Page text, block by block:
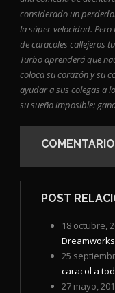
considerado un
la súper-velocidad.
de caracoles callejeros
Turbo aprenderá que
coloca su corazón y su
ayudar a sus colegas a
su sueño imposible:
POST
18 octubre,
Dreamworks:
25
caracol a
27 mayo,